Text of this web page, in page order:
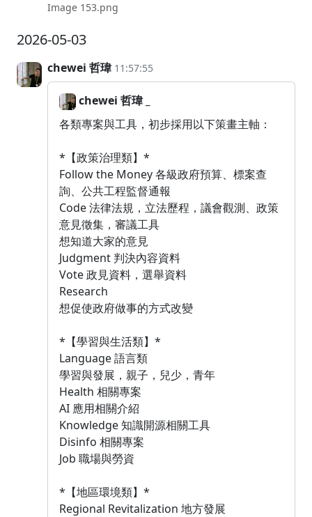
Image 153.png
2026-05-03
chewei 哲瑋 11:57:55
chewei 哲瑋 _
各類專案與工具，初步採用以下策畫主軸：
*【政策治理類】*
Follow the Money 各級政府預算、標案查
詢、公共工程監督通報
Code 法律法規，立法歷程，議會觀測、政策
意見徵集，審議工具
想知道大家的意見
Judgment 判決內容資料
Vote 政見資料，選舉資料
Research
想促使政府做事的方式改變
*【學習與生活類】*
Language 語言類
學習與發展，親子，兒少，青年
Health 相關專案
AI 應用相關介紹
Knowledge 知識開源相關工具
Disinfo 相關專案
Job 職場與勞資
*【地區環境類】*
Regional Revitalization 地方發展